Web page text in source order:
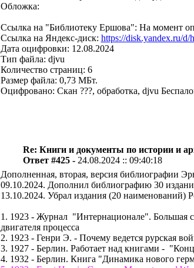
Обложка:
Ссылка на "Библиотеку Ершова": На момент
Ссылка на Яндекс-диск: https://disk.yandex.ru/
Дата оцифровки: 12.08.2024
Тип файла: djvu
Количество страниц: 6
Размер файла: 0,73 МБт.
Оцифровано: Скан ???, обработка, djvu
Re: Книги и документы по истории и
Ответ #425 - 24.08.2024 :: 09:40:18
Дополненная, вторая, версия библиографии
09.10.2024. Дополнил библиографию 30
13.10.2024. Убрал издания (20 наименований)
1. 1923 - Журнал "Интернационале". Большая
двигателя процесса
2. 1923 - Генри Э. - Почему ведется рурская
3. 1927 - Берлин. Работает над книгами -
4. 1932 - Берлин. Книга "Динамика нового